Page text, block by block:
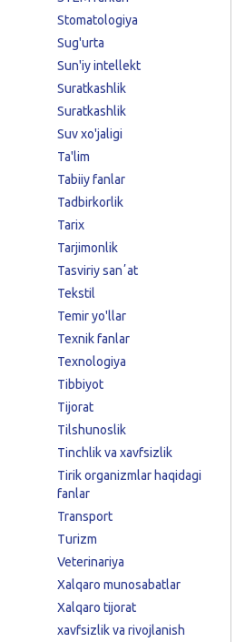
Stomatologiya
Sug'urta
Sun'iy intellekt
Suratkashlik
Suratkashlik
Suv xo'jaligi
Ta'lim
Tabiiy fanlar
Tadbirkorlik
Tarix
Tarjimonlik
Tasviriy sanʼat
Tekstil
Temir yo'llar
Texnik fanlar
Texnologiya
Tibbiyot
Tijorat
Tilshunoslik
Tinchlik va xavfsizlik
Tirik organizmlar haqidagi
fanlar
Transport
Turizm
Veterinariya
Xalqaro munosabatlar
Xalqaro tijorat
xavfsizlik va rivojlanish